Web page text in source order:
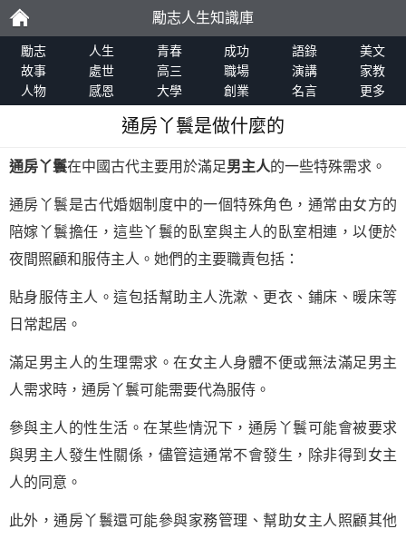
勵
志
勵志人生知識庫
勵志 人生 青春 成功 語錄
美文
故事
處世 高三 職場 演講
家教
人物
感恩 大學 創業 名言 更多
通房丫鬟是做什麼的
通房丫鬟在中國古代主要用於滿足男主人的一些特殊需求。
通房丫鬟是古代婚姻制度中的一個特殊角色，通常由女方的
陪嫁丫鬟擔任，這些丫鬟的臥室與主人的臥室相連，以便於
夜間照顧和服侍主人。她們的主要職責包括：
貼身服侍主人。這包括幫助主人洗漱、更衣、鋪床、暖床等
日常起居。
滿足男主人的生理需求。在女主人身體不便或無法滿足男主
人需求時，通房丫鬟可能需要代為服侍。
參與主人的性生活。在某些情況下，通房丫鬟可能會被要求
與男主人發生性關係，儘管這通常不會發生，除非得到女主
人的同意。
此外，通房丫鬟還可能參與家務管理、幫助女主人照顧其他